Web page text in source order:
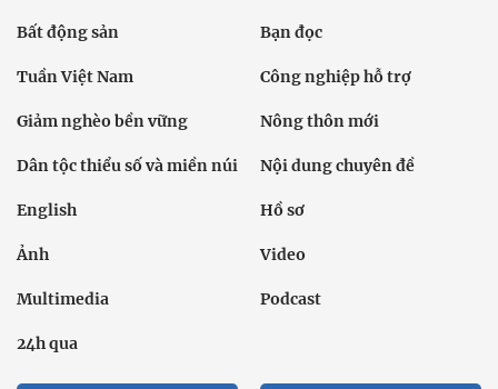
Bất động sản Bạn đọc
Tuần Việt Nam Công nghiệp hỗ trợ
Giảm nghèo bền vững Nông thôn mới
Dân tộc thiểu số và miền núi Nội dung chuyên đề
English Hồ sơ
Ảnh Video
Multimedia Podcast
24h qua